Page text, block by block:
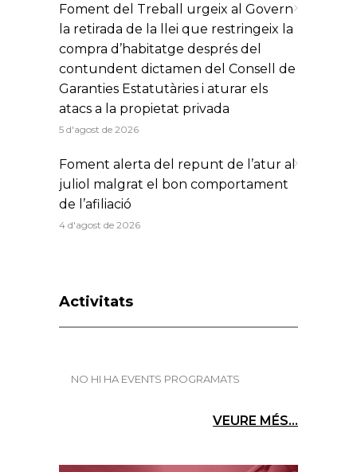
Foment del Treball urgeix al Govern
la retirada de la llei que restringeix la
compra d’habitatge després del
contundent dictamen del Consell de
Garanties Estatutàries i aturar els
atacs a la propietat privada
5 d'agost de 2026
Foment alerta del repunt de l’atur al
juliol malgrat el bon comportament
de l’afiliació
4 d'agost de 2026
Activitats
NO HI HA EVENTS PROGRAMATS
VEURE MÉS...